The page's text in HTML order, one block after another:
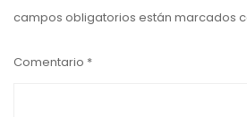
campos obligatorios están marcados
Comentario *